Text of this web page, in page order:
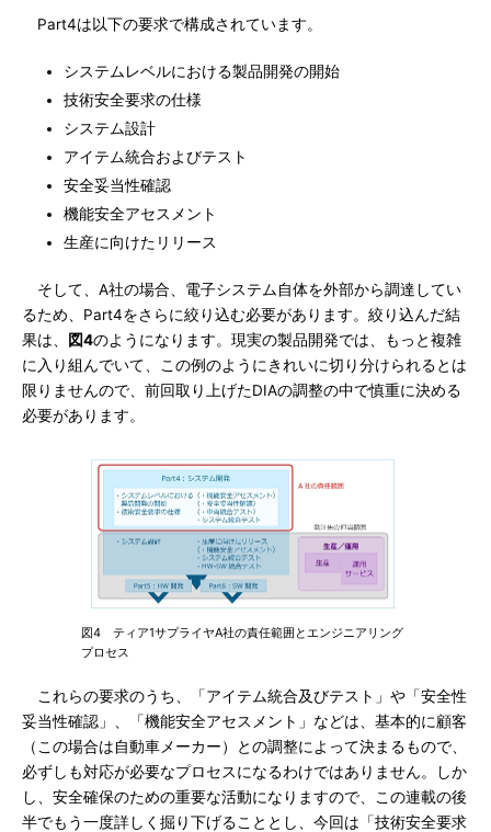
Part4は以下の要求で構成されています。
システムレベルにおける製品開発の開始
技術安全要求の仕様
システム設計
アイテム統合およびテスト
安全妥当性確認
機能安全アセスメント
生産に向けたリリース
そして、A社の場合、電子システム自体を外部から調達してい
るため、Part4をさらに絞り込む必要があります。絞り込んだ結
果は、 図4のようになります。現実の製品開発では、もっと複雑
に入り組んでいて、この例のようにきれいに切り分けられるとは
限りませんので、前回取り上げたDIAの調整の中で慎重に決める
必要があります。
図4 ティア1サプライヤA社の責任範囲とエンジニアリング
プロセス
これらの要求のうち、「アイテム統合及びテスト」や「安全性
妥当性確認」、「機能安全アセスメント」などは、基本的に顧客
（この場合は自動車メーカー）との調整によって決まるもので、
必ずしも対応が必要なプロセスになるわけではありません。しか
し、安全確保のための重要な活動になりますので、この連載の後
半でもう一度詳しく掘り下げることとし、今回は「技術安全要求